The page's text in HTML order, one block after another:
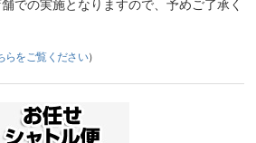
での実施となりますので、予めご了承く
らをご覧ください）